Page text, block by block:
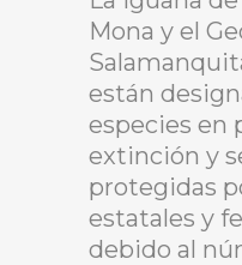
Mona y el
están
especies en
extinción y
protegidas
estatales y
debido al